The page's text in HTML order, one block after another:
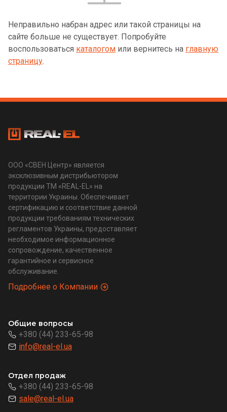
Неправильно набран адрес или такой страницы на
сайте больше не существует. Попробуйте
воспользоваться каталогом или вернитесь на главную
страницу.
ООО «СВЕН Центр» является
эксклюзивным дистрибьютором
продукции ТМ «REAL-EL» на
территории Украины. Обеспечивает
сертификацию и соответствие данной
продукции требованиям технических
регламентов Украины, предоставляет
необходимое информационное
сопровождение, качественное
гарантийное и сервисное
обслуживание.
Подробнее о Компании
Общие вопросы
+380 (44) 233-65-98
info@real-el.ua
Отдел продаж
+380 (44) 233-65-98
sale@real-el.ua